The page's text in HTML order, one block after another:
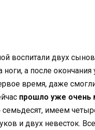
воспитали двух
ноги, а после окончания
время, даже
прошло уже очень
имеем
и двух невесток.